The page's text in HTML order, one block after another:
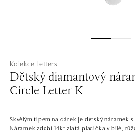
Kolekce Letters
Dětský diamantový
Circle Letter K
Skvělým tipem na dárek je dětský náramek s
Náramek zdobí 14kt zlatá placička v bílé,